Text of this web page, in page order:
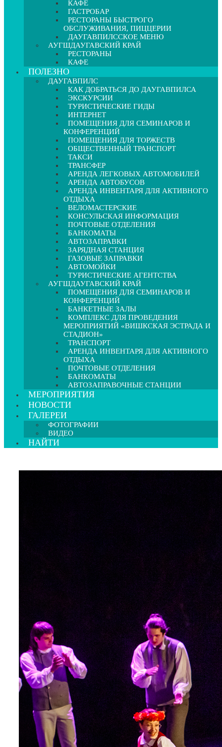
КАФЕ
ГАСТРОБАР
РЕСТОРАНЫ БЫСТРОГО
ОБСЛУЖИВАНИЯ, ПИЦЦЕРИИ
ДАУГАВПИЛССКОЕ МЕНЮ
АУГШДАУГАВСКИЙ КРАЙ
РЕСТОРАНЫ
КАФЕ
ПОЛЕЗНО
ДАУГАВПИЛС
КАК ДОБРАТЬСЯ ДО ДАУГАВПИЛСА
ЭКСКУРСИИ
ТУРИСТИЧЕСКИЕ ГИДЫ
ИНТЕРНЕТ
ПОМЕЩЕНИЯ ДЛЯ СЕМИНАРОВ И
КОНФЕРЕНЦИЙ
ПОМЕЩЕНИЯ ДЛЯ ТОРЖЕСТВ
ОБЩЕСТВЕННЫЙ ТРАНСПОРТ
ТАКСИ
ТРАНСФЕР
АРЕНДА ЛЕГКОВЫХ АВТОМОБИЛЕЙ
АРЕНДА АВТОБУСОВ
АРЕНДА ИНВЕНТАРЯ ДЛЯ АКТИВНОГО
ОТДЫХА
ВЕЛОМАСТЕРСКИЕ
КОНСУЛЬСКАЯ ИНФОРМАЦИЯ
ПОЧТОВЫЕ ОТДЕЛЕНИЯ
БАНКОМАТЫ
АВТОЗАПРАВКИ
ЗАРЯДНАЯ СТАНЦИЯ
ГАЗОВЫЕ ЗАПРАВКИ
АВТОМОЙКИ
ТУРИСТИЧЕСКИЕ АГЕНТСТВА
АУГШДАУГАВСКИЙ КРАЙ
ПОМЕЩЕНИЯ ДЛЯ СЕМИНАРОВ И
КОНФЕРЕНЦИЙ
БАНКЕТНЫЕ ЗАЛЫ
КОМПЛЕКС ДЛЯ ПРОВЕДЕНИЯ
МЕРОПРИЯТИЙ «ВИШКСКАЯ ЭСТРАДА И
СТАДИОН»
ТРАНСПОРТ
АРЕНДА ИНВЕНТАРЯ ДЛЯ АКТИВНОГО
ОТДЫХА
ПОЧТОВЫЕ ОТДЕЛЕНИЯ
БАНКОМАТЫ
АВТОЗАПРАВОЧНЫЕ СТАНЦИИ
МЕРОПРИЯТИЯ
НОВОСТИ
ГАЛЕРЕИ
ФОТОГРАФИИ
ВИДЕО
НАЙТИ